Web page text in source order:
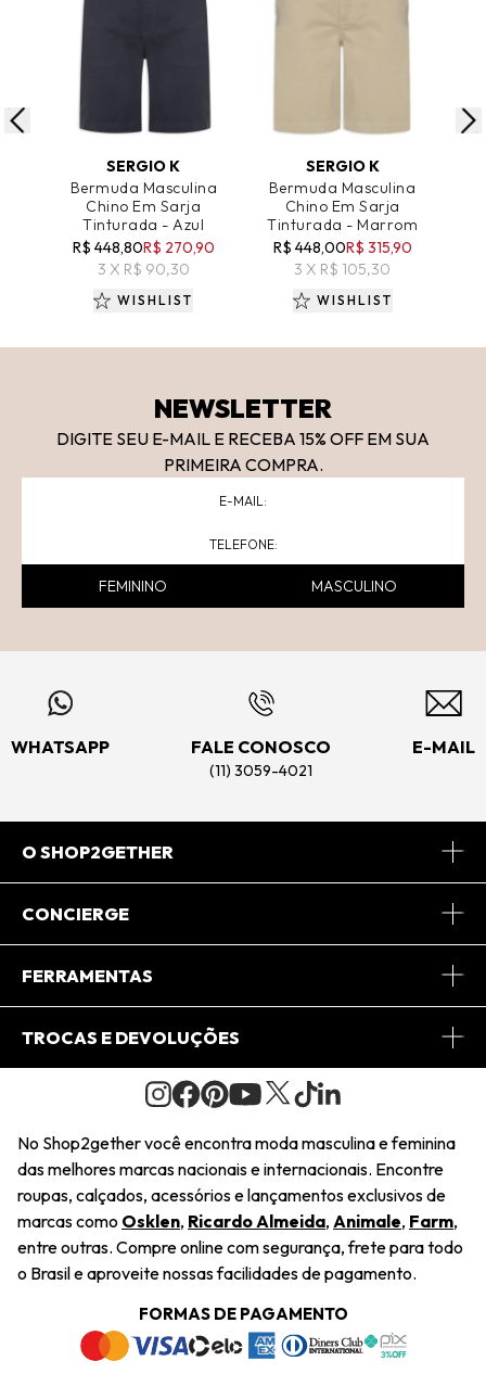
ADICIONAR AO CARRINHO
SERGIO K
Bermuda Masculina
Chino Em Sarja
Tinturada - Azul
R$ 448,80R$ 270,90
3 X R$ 90,30
WISHLIST
ADICIONAR AO CARRINHO
SERGIO K
Bermuda Masculina
Chino Em Sarja
Tinturada - Marrom
R$ 448,00R$ 315,90
3 X R$ 105,30
WISHLIST
NEWSLETTER
DIGITE SEU E-MAIL E RECEBA 15% OFF EM SUA
PRIMEIRA COMPRA.
FEMININO MASCULINO
WHATSAPP FALE CONOSCO
(11) 3059-4021
E-MAIL
O SHOP2GETHER
Sobre Nós
Journal
Saiu na Mídia
Sustentabilidade
Navegando
Termos e Condições
CONCIERGE
Central de Relacionamento
Regulamento e Promoções
FERRAMENTAS
Minha Conta
Pedido de Presente
Wishlist
TROCAS E DEVOLUÇÕES
Condições Gerais
Troca Fácil
Restituição de Pagamento
Dúvidas Frequentes
Termos e Condições
Política de Privacidade
No Shop2gether você encontra moda masculina e feminina
das melhores marcas nacionais e internacionais. Encontre
roupas, calçados, acessórios e lançamentos exclusivos de
marcas como Osklen, Ricardo Almeida, Animale, Farm,
entre outras. Compre online com segurança, frete para todo
o Brasil e aproveite nossas facilidades de pagamento.
FORMAS DE PAGAMENTO